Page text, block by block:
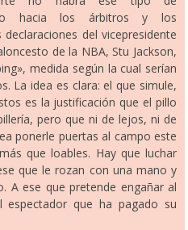
hacia los árbitros y los
del vicepresidente
de la NBA, Stu Jackson,
medida según la cual serían
La idea es clara: el que simule,
es la justificación que el pillo
pero que ni de lejos, ni de
ponerle puertas al campo este
que loables. Hay que luchar
que le rozan con una mano y
A ese que pretende engañar al
que ha pagado su